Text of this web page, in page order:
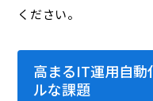
ください。
高まるIT運用自動
ルな課題